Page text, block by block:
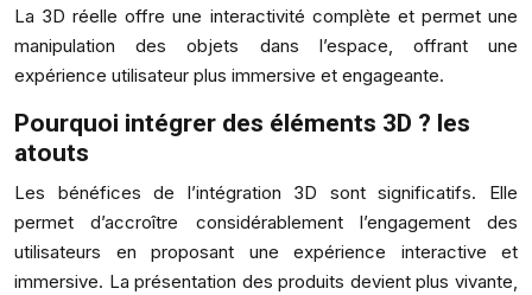
La 3D réelle offre une interactivité complète et permet une
manipulation des objets dans l’espace, offrant une
expérience utilisateur plus immersive et engageante.
Pourquoi intégrer des éléments 3D ? les
atouts
Les bénéfices de l’intégration 3D sont significatifs. Elle
permet d’accroître considérablement l’engagement des
utilisateurs en proposant une expérience interactive et
immersive. La présentation des produits devient plus vivante,